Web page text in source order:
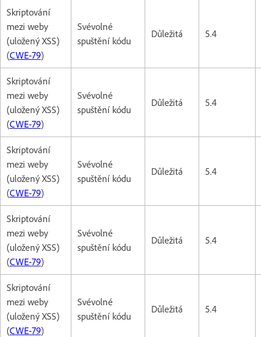
Skriptování
mezi weby
(uložený XSS)
(CWE-79)
Svévolné
spuštění kódu
Důležitá 5.4
Skriptování
mezi weby
(uložený XSS)
(CWE-79)
Svévolné
spuštění kódu
Důležitá 5.4
Skriptování
mezi weby
(uložený XSS)
(CWE-79)
Svévolné
spuštění kódu
Důležitá 5.4
Skriptování
mezi weby
(uložený XSS)
(CWE-79)
Svévolné
spuštění kódu
Důležitá 5.4
Skriptování
mezi weby
(uložený XSS)
(CWE-79)
Svévolné
spuštění kódu
Důležitá 5.4